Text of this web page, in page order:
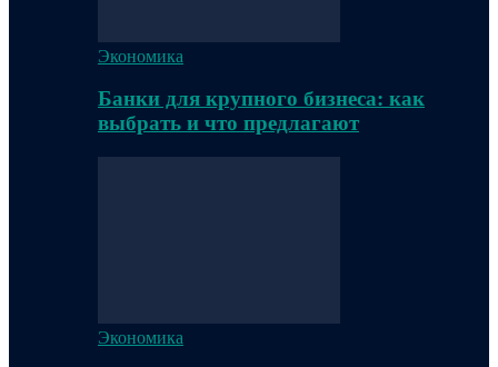
Экономика
Банки для крупного бизнеса: как
выбрать и что предлагают
Экономика